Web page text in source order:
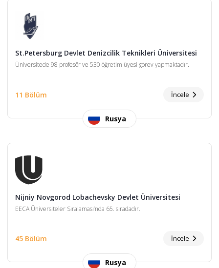
St.Petersburg Devlet Denizcilik Teknikleri Üniversitesi
Üniversitede 98 profesör ve 530 öğretim üyesi görev yapmaktadır.
11 Bölüm İncele
Rusya
Nijniy Novgorod Lobachevsky Devlet Üniversitesi
EECA Üniversiteler Sıralaması’nda 65. sıradadır.
45 Bölüm İncele
Rusya